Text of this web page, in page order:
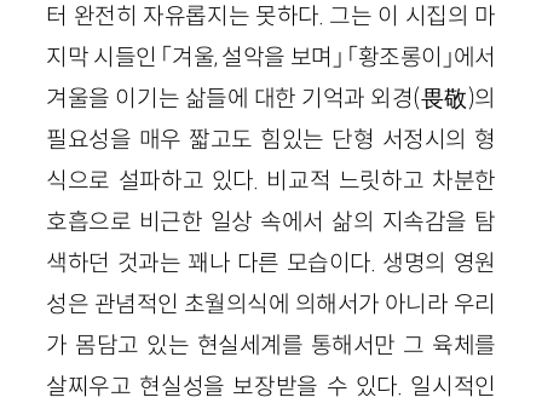
터 완전히 자유롭지는 못하다. 그는 이 시집의 마
지막 시들인 「겨울, 설악을 보며」 「황조롱이」에서
겨울을 이기는 삶들에 대한 기억과 외경(畏敬)의
필요성을 매우 짧고도 힘있는 단형 서정시의 형
식으로 설파하고 있다. 비교적 느릿하고 차분한
호흡으로 비근한 일상 속에서 삶의 지속감을 탐
색하던 것과는 꽤나 다른 모습이다. 생명의 영원
성은 관념적인 초월의식에 의해서가 아니라 우리
가 몸담고 있는 현실세계를 통해서만 그 육체를
살찌우고 현실성을 보장받을 수 있다. 일시적인